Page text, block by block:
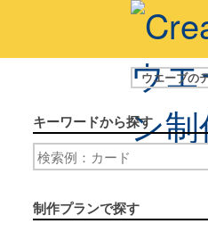
ウエーブの
キーワードから探す
制作プランで探す